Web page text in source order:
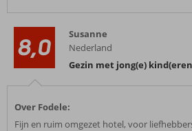
8,0
Susanne
Nederland
Gezin met jong(e)
Over Fodele:
Fijn en ruim omgezet hotel, voor